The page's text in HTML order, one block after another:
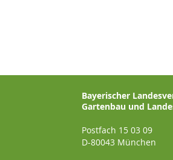
Bayerischer
Gartenbau und
Postfach 15 03 09
D-80043 München